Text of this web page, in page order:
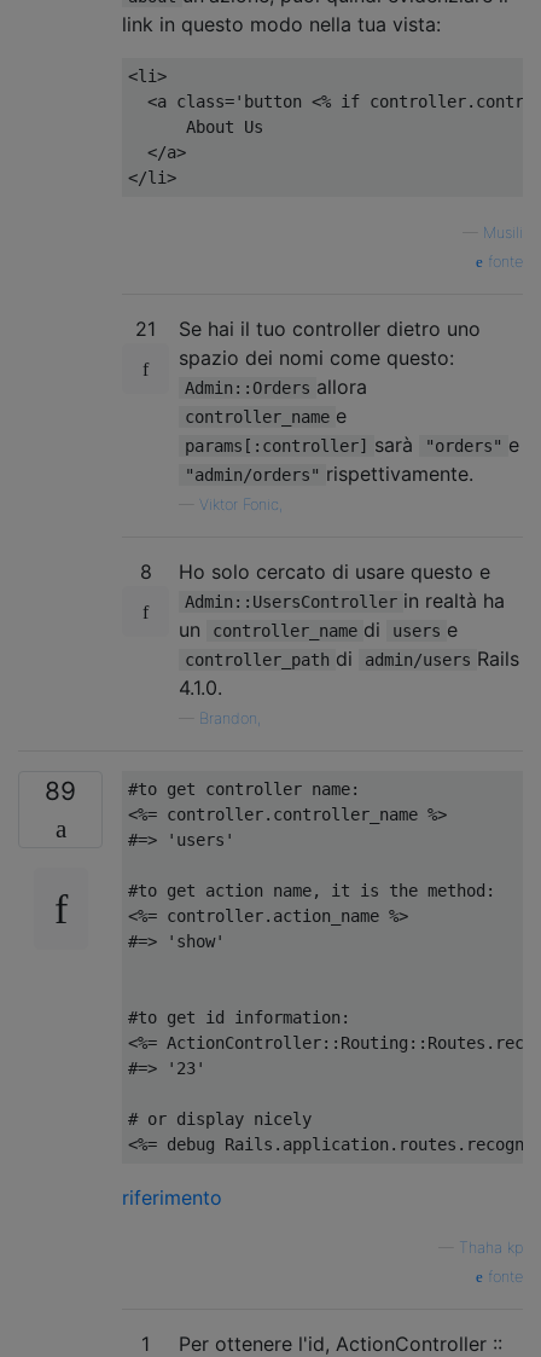
link in questo modo nella tua vista:
<li>
  <a class='button
<% if controller.
      About Us
</a>
</li>
Musili
fonte
21
Se hai il tuo controller dietro uno
spazio dei nomi come questo:
Admin::Orders allora
controller_name e
params[:controller] sarà "orders" e
"admin/orders" rispettivamente.
Viktor Fonic,
8 Ho solo cercato di usare questo e
Admin::UsersController in realtà ha
un
controller_name di users e
controller_path di admin/users Rails
4.1.0.
Brandon,
89
#to get controller name:
<%= controller. controller_name %>
#=> 'users'
#to get action name, it is the method:
<%= controller. action_name %>
#=> 'show'
#to get id information:
<%= ActionController:: Routing :: Routes .
#=> '23'
# or display nicely
<%= debug Rails . application . routes .
riferimento
Thaha kp
fonte
1
Per ottenere l'id, ActionController ::